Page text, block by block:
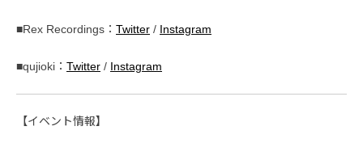
■Rex Recordings： Twitter / Instagram
■qujioki： Twitter / Instagram
【イベント情報】